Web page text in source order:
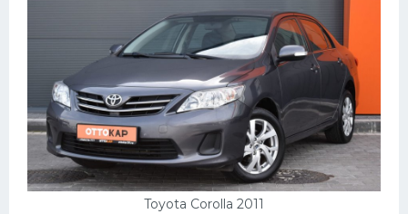
Toyota Corolla 2011
Кадиллак
Автокемпер
Феррари
Поезда